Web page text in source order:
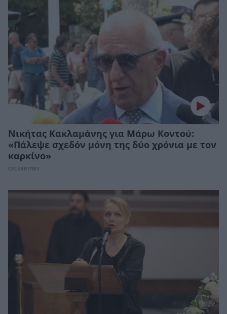
Νικήτας Κακλαμάνης για Μάρω Κοντού:
«Πάλεψε σχεδόν μόνη της δύο χρόνια με τον
καρκίνο»
CELEBRITIES